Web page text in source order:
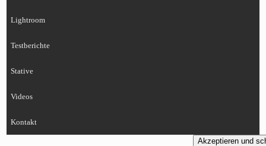
Lightroom
Testberichte
Stative
Videos
Kontakt